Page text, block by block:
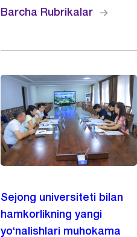
Barcha Rubrikalar
Sejong universiteti bilan
hamkorlikning yangi
yo‘nalishlari muhokama